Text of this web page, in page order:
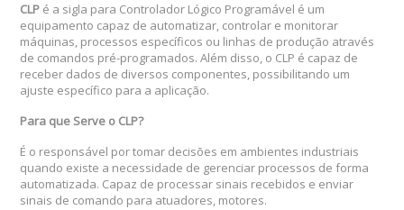
CLP é a sigla para Controlador Lógico Programável é um
equipamento capaz de automatizar, controlar e monitorar
máquinas, processos específicos ou linhas de produção através
de comandos pré-programados. Além disso, o CLP é capaz de
receber dados de diversos componentes, possibilitando um
ajuste específico para a aplicação.
Para que Serve o CLP?
É o responsável por tomar decisões em ambientes industriais
quando existe a necessidade de gerenciar processos de forma
automatizada. Capaz de processar sinais recebidos e enviar
sinais de comando para atuadores, motores.